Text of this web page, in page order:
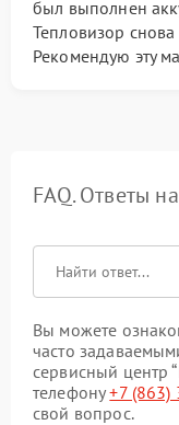
был выполнен
Тепловизор
Рекомендую эту
FAQ. Ответы
Вы можете
часто
сервисный центр
телефону+7 (863)
свой вопрос.